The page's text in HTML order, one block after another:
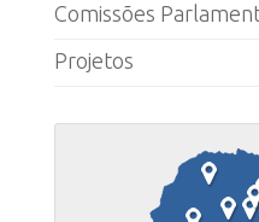
Comissões
Projetos